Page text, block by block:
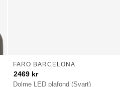
Dolme LED plafond (Svart)
FARO BARCELONA
2469 kr